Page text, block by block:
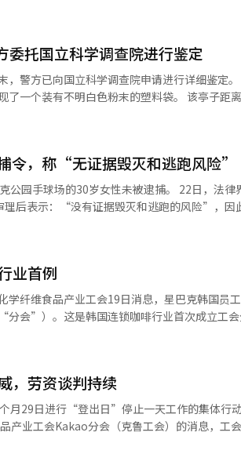
息传达过程中参与程度被认为相对轻微，因此未
（AI）系统翻译与编辑。
委托国立科学调查院进行鉴定
向国立科学调查院申请进行详细鉴定。 据22日报道，
色粉末的塑料袋。 该亭子距离正在举行的“蚕
AI）系统翻译与编辑。
令，称“无证据毁灭和逃跑风险”
女性未被逮捕。 22日，法律界消息称，首尔
理后表示：“没有证据毁灭和逃跑的风险”，因
因此拒绝了逮捕令。 然而，对于上个月6日在投
认为，与其他两人相比，“考虑到
能（AI）系统翻译与编辑。
业首例
纤维食品产业工会19日消息，星巴克韩国员
会”）。这是韩国连锁咖啡行业首次成立工
议听取意
加、员工劳动强度上升、工资水平难以维持生
会表示，未来将围绕改善劳动环境、增加人力
过匿名网络社区发起联合行动，呼吁缓解因促
缺乏正式协商机制，相关诉求始终未得到根本解决
，劳资谈判持续
月29日进行“登出日”停止一天工作的集体行
产业工会Kakao分会（克鲁工会）的消息，工
餐时间进行为期一小时的举牌示威。 Kakao工